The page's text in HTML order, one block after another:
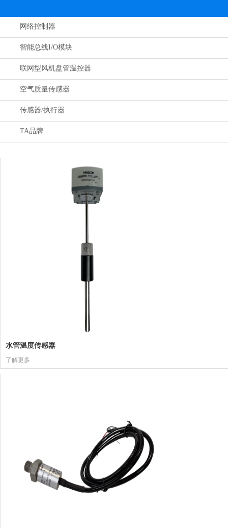
网络控制器
智能总线I/O模块
联网型风机盘管温控器
空气质量传感器
传感器/执行器
TA品牌
水管温度传感器
了解更多